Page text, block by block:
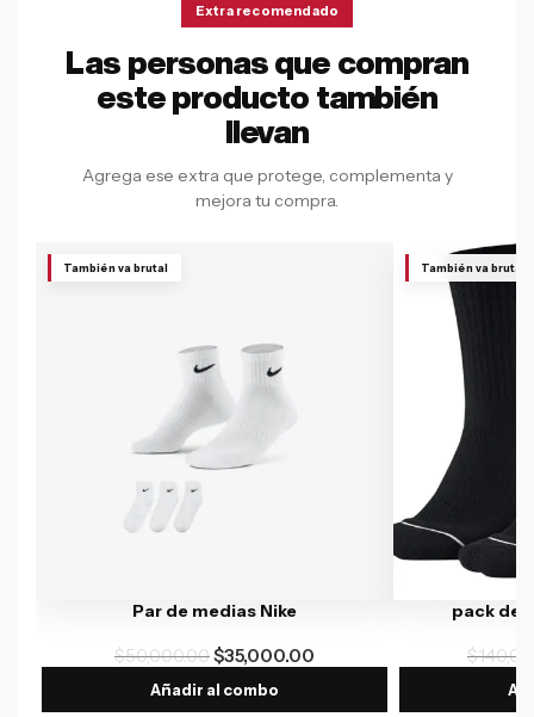
Extra recomendado
Las personas que compran
este producto también
llevan
Agrega ese extra que protege, complementa y
mejora tu compra.
También va brutal
Par de medias Nike
$50,000.00$35,000.00
Añadir al combo
También va brutal
pack de
$